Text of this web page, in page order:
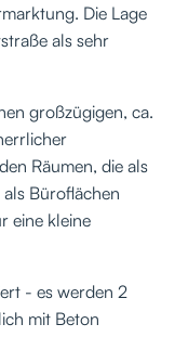
Die Lage
als sehr
großzügigen, ca.
Räumen, die als
Büroflächen
eine kleine
- es werden 2
mit Beton